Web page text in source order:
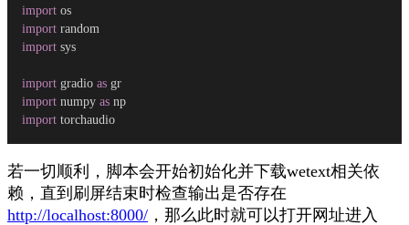
import os
import random
import sys
import gradio as gr
import numpy as np
import torchaudio
若一切顺利，脚本会开始初始化并下载wetext相关依
赖，直到刷屏结束时检查输出是否存在
http://localhost:8000/ ，那么此时就可以打开网址进入